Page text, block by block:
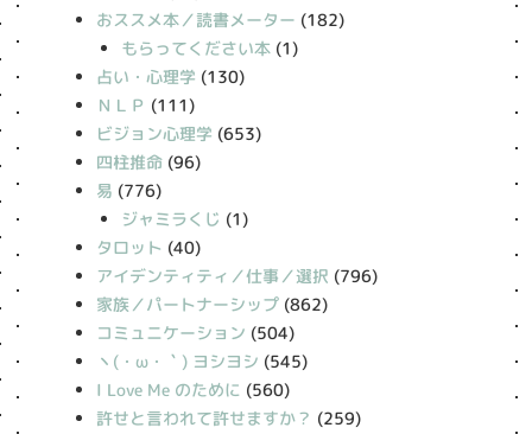
おススメ本／読書メーター (182)
もらってください本(1)
占い・心理学 (130)
ＮＬＰ (111)
ビジョン心理学 (653)
四柱推命 (96)
易 (776)
ジャミラくじ (1)
タロット (40)
アイデンティティ／仕事／選択 (796)
家族／パートナーシップ (862)
コミュニケーション (504)
丶(・ω・｀) ヨシヨシ (545)
I Love Me のために (560)
許せと言われて許せますか？ (259)